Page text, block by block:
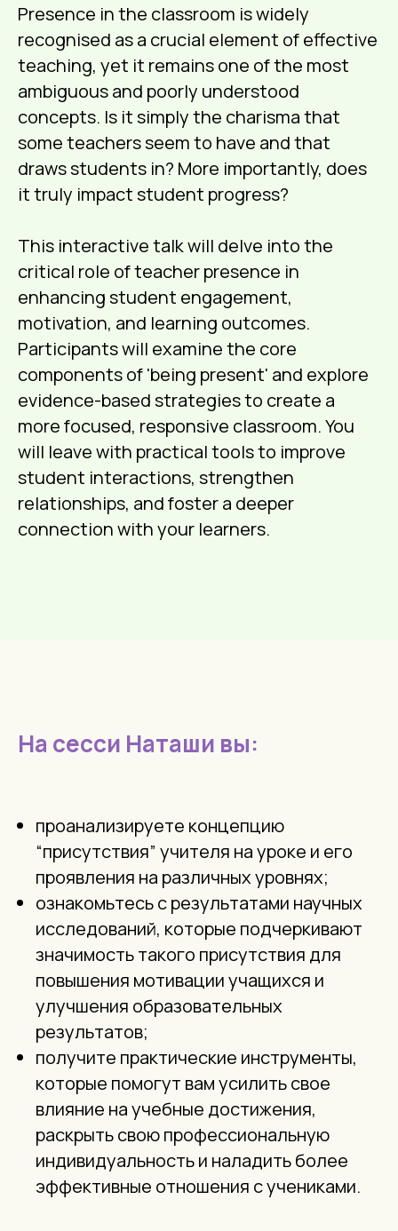
Presence in the classroom is widely
recognised as a crucial element of effective
teaching, yet it remains one of the most
ambiguous and poorly understood
concepts. Is it simply the charisma that
some teachers seem to have and that
draws students in? More importantly, does
it truly impact student progress?
This interactive talk will delve into the
critical role of teacher presence in
enhancing student engagement,
motivation, and learning outcomes.
Participants will examine the core
components of 'being present' and explore
evidence-based strategies to create a
more focused, responsive classroom. You
will leave with practical tools to improve
student interactions, strengthen
relationships, and foster a deeper
connection with your learners.
На сесси Наташи вы:
проанализируете концепцию
“присутствия” учителя на уроке и его
проявления на различных уровнях;
ознакомьтесь с результатами научных
исследований, которые подчеркивают
значимость такого присутствия для
повышения мотивации учащихся и
улучшения образовательных
результатов;
получите практические инструменты,
которые помогут вам усилить свое
влияние на учебные достижения,
раскрыть свою профессиональную
индивидуальность и наладить более
эффективные отношения с учениками.